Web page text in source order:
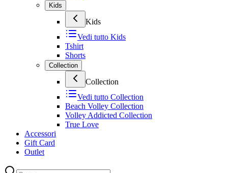
Kids
Kids
Vedi tutto Kids
Tshirt
Shorts
Collection
Collection
Vedi tutto Collection
Beach Volley Collection
Volley Addicted Collection
True Love
Accessori
Gift Card
Outlet